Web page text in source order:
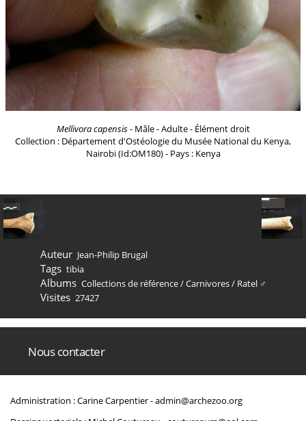
Mellivora capensis- Mâle - Adulte - Élément droit
Collection : Département d'Ostéologie du Musée National du Kenya,
Nairobi (Id:OM180) - Pays : Kenya
Auteur Jean-Philip Brugal
Tags tibia
Albums Collections de référence/Carnivores/ Ratel ♂
Visites 27427
Nous contacter
Administration : Carine Carpentier -admin@archezoo.org